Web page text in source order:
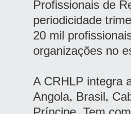
Profissionais de
periodicidade
20 mil
organizações no
A CRHLP integra
Angola, Brasil,